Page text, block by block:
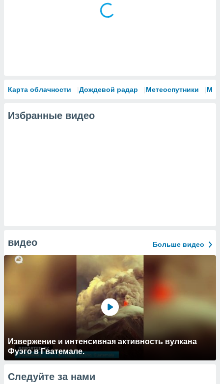
Карта облачности Дождевой радар Метеоспутники
Избранные видео
видео Больше видео
Извержение и интенсивная активность вулкана
Фуэго в Гватемале.
Следуйте за нами